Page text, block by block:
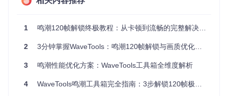
少需要3个步骤，耗时较长。
技术原理：WaveTools通过注册表解析和路径自动关联技术，
按钮点击操作。它会在首次使用时引导用户完成配置向导，保
1 鸣潮120帧解锁终极教程：从卡顿到流畅的完整解决方案
2 3分钟掌握WaveTools：鸣潮120帧解锁与画质优化完全指南
3 鸣潮性能优化方案：WaveTools工具箱全维度解析
4 WaveTools鸣潮工具箱完全指南：3步解锁120帧极致体验